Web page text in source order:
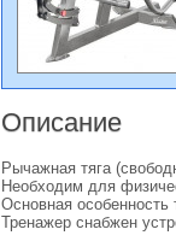
Описание
Рычажная тяга
Необходим для
Основная
Тренажер снабжен